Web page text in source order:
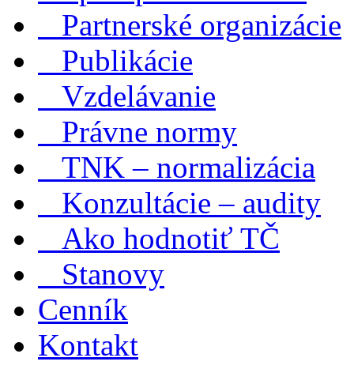
Partnerské organizácie
Publikácie
Vzdelávanie
Právne normy
TNK – normalizácia
Konzultácie – audity
Ako hodnotiť TČ
Stanovy
Cenník
Kontakt